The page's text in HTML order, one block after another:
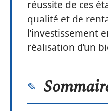
réussite de ces
qualité et de
l’investissement
réalisation d’un